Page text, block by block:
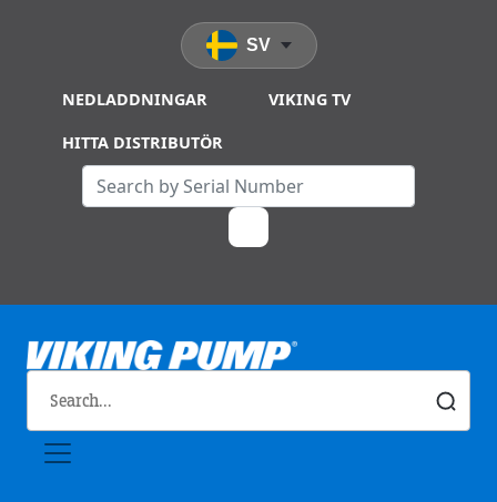
NEDLADDNINGAR VIKING TV
HITTA DISTRIBUTÖR
SV